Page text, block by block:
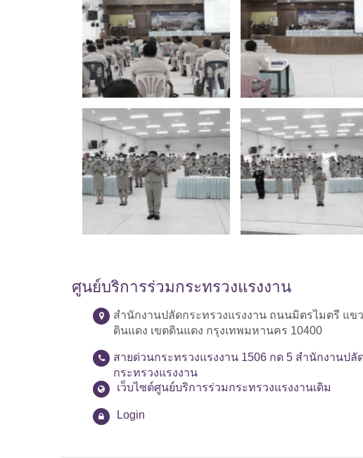
ศูนย์บริการร่วมกระทรวงแรงงาน
สำนักงานปลัดกระทรวงแรงงาน ถนนมิตรไมตรี แข
ดินแดง เขตดินแดง กรุงเทพมหานคร 10400
สายด่วนกระทรวงแรงงาน 1506 กด 5 สำนักงานปลั
กระทรวงแรงงาน
เว็บไซต์ศูนย์บริการร่วมกระทรวงแรงงานเดิม
Login